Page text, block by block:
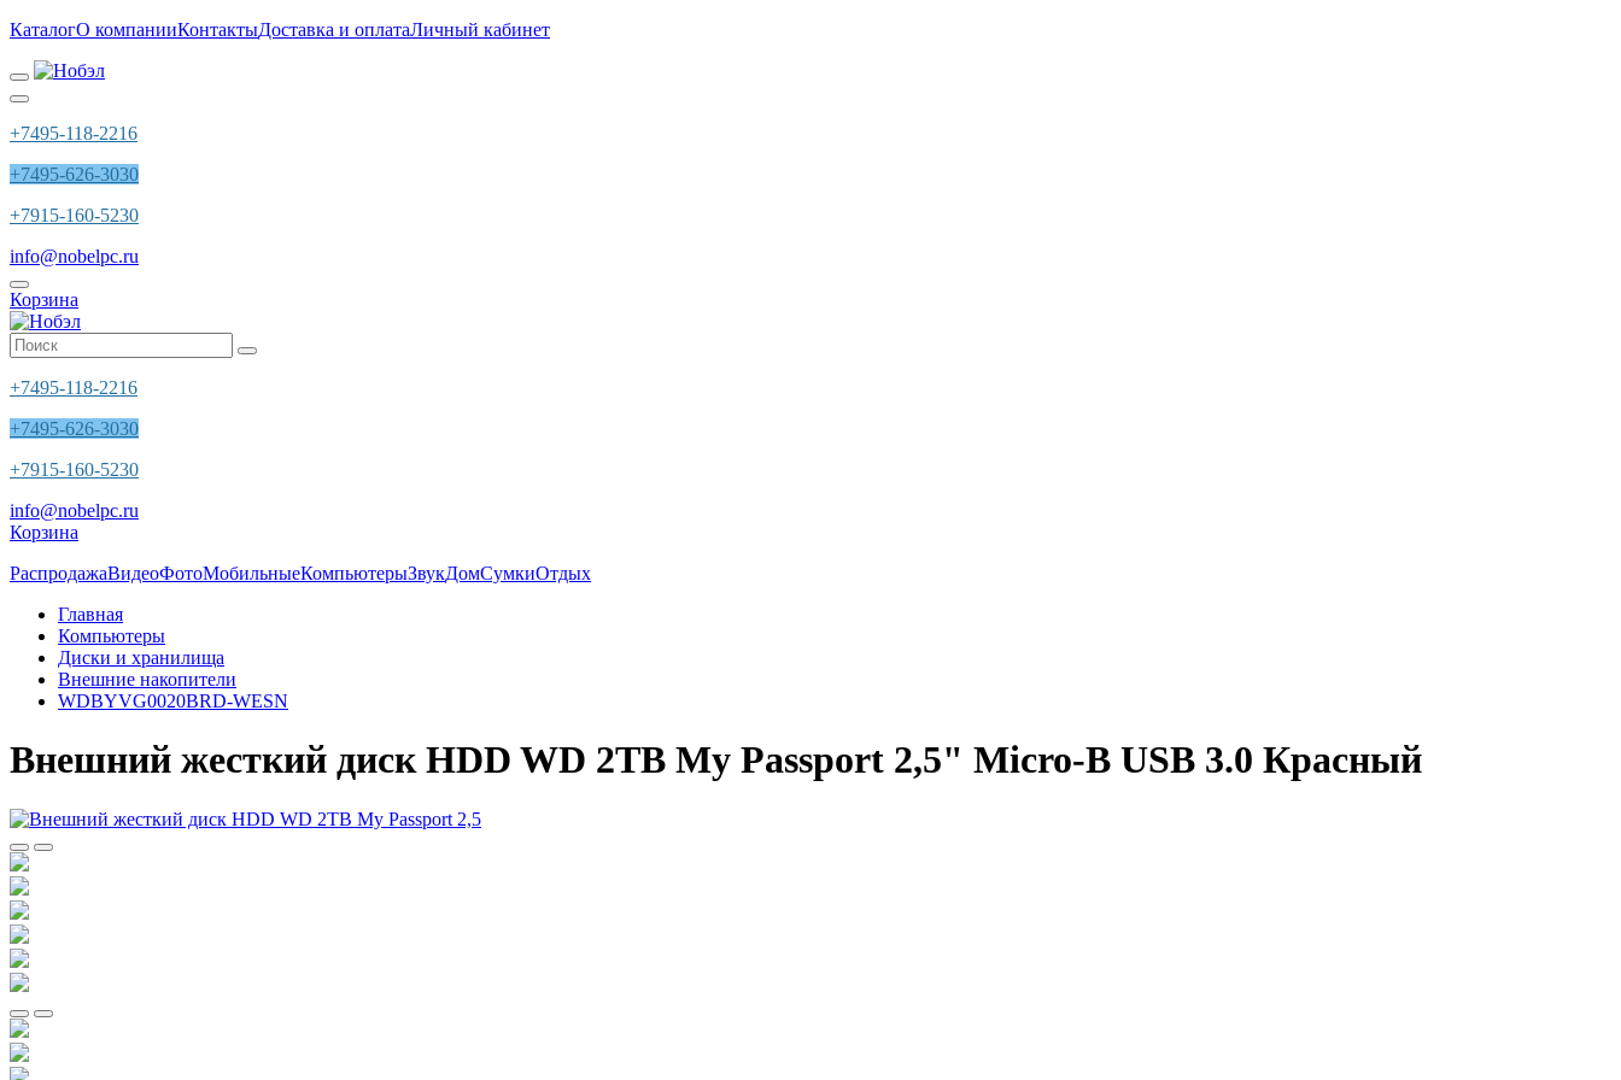
КаталогО компанииКонтактыДоставка и оплатаЛичный кабинет
+7495-118-2216
+7495-626-3030
+7915-160-5230
info@nobelpc.ru
Корзина
+7495-118-2216
+7495-626-3030
+7915-160-5230
info@nobelpc.ru
Корзина
РаспродажаВидеоФотоМобильныеКомпьютерыЗвукДомСумкиОтдых
Главная
Компьютеры
Диски и хранилища
Внешние накопители
WDBYVG0020BRD-WESN
Внешний жесткий диск HDD WD 2TB My Passport 2,5" Micro-B USB 3.0 Красный